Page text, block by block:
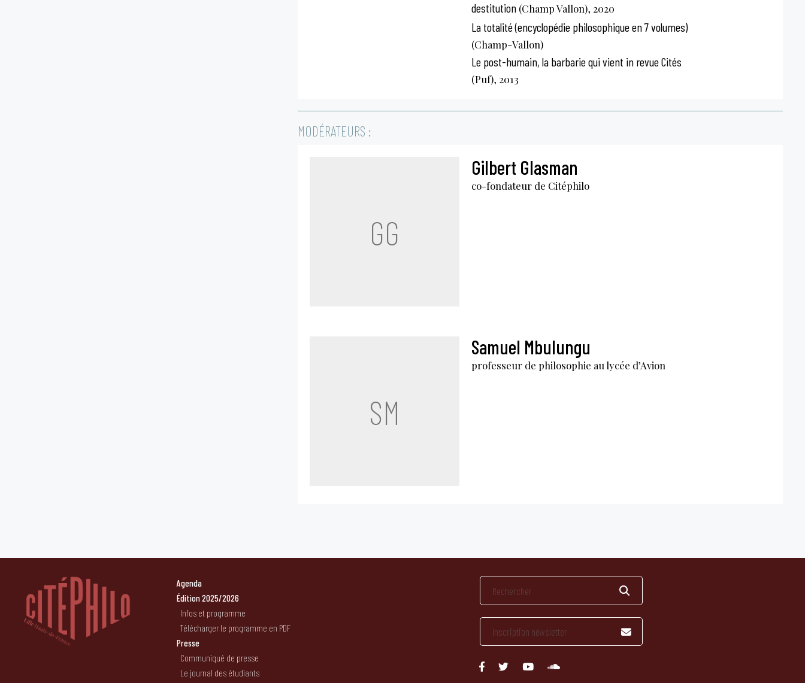
destitution(Champ Vallon), 2020
La totalité (encyclopédie philosophique en 7 volumes)
(Champ-Vallon)
Le post-humain, la barbarie qui vient in revue Cités
(Puf), 2013
MODÉRATEURS :
GG
Gilbert Glasman
co-fondateur de Citéphilo
SM
Samuel Mbulungu
professeur de philosophie au lycée d’Avion
Agenda
Édition 2025/2026
Infos et programme
Télécharger le programme en PDF
Presse
Communiqué de presse
Le journal des étudiants